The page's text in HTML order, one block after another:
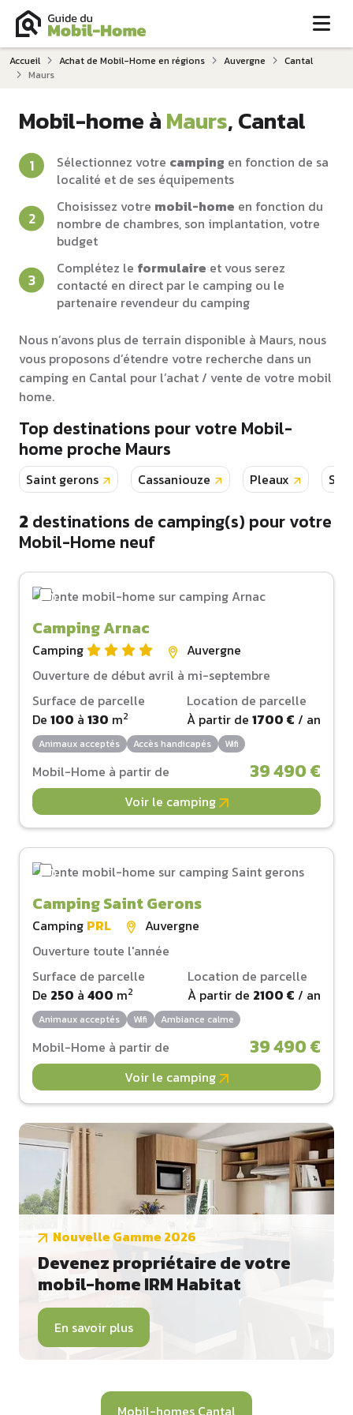
Accueil Achat de Mobil-Home en régions Auvergne
Cantal
Maurs
Mobil-home àMaurs, Cantal
Sélectionnez votre camping en fonction de sa
localité et de ses équipements
Choisissez votre mobil-home en fonction du
nombre de chambres, son implantation, votre
budget
Complétez le formulaire et vous serez
contacté en direct par le camping ou le
partenaire revendeur du camping
Nous n’avons plus de terrain disponible à Maurs, nous
vous proposons d’étendre votre recherche dans un
camping en Cantal pour l’achat / vente de votre mobil
home.
Top destinations pour votre Mobil-
home proche Maurs
Saint gerons Cassaniouze Pleaux
2destinations de camping(s) pour votre
Mobil-Home neuf
Camping Arnac
Camping
Auvergne
Ouverture de début avril à mi-septembre
Surface de parcelle
De 100 à 130 m2
Location de parcelle
À partir de 1700 € / an
Animaux acceptés Accès handicapés Wifi
Mobil-Home à partir de 39 490 €
Voir le camping
Camping Saint Gerons
Camping PRL
Auvergne
Ouverture toute l'année
Surface de parcelle
De 250 à 400 m2
Location de parcelle
À partir de 2100 € / an
Animaux acceptés Wifi Ambiance calme
Mobil-Home à partir de 39 490 €
Voir le camping
Nouvelle Gamme 2026
Devenez propriétaire de votre
mobil-home IRM Habitat
En savoir plus
Mobil-homes Cantal